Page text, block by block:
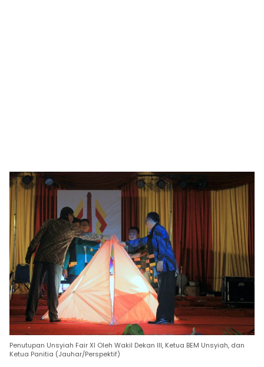
Penutupan Unsyiah Fair XI Oleh Wakil Dekan III, Ketua BEM Unsyiah, dan
Ketua Panitia (Jauhar/Perspektif)